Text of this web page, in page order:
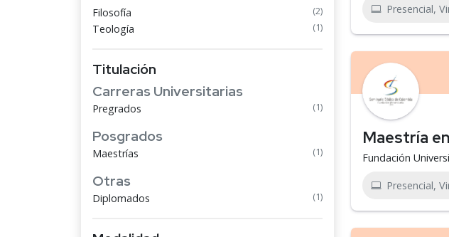
Filosofía (2)
Teología (1)
Titulación
Carreras Universitarias
Pregrados (1)
Posgrados
Maestrías (1)
Otras
Diplomados (1)
Presencial,
Maestría
Fundación
Presencial,